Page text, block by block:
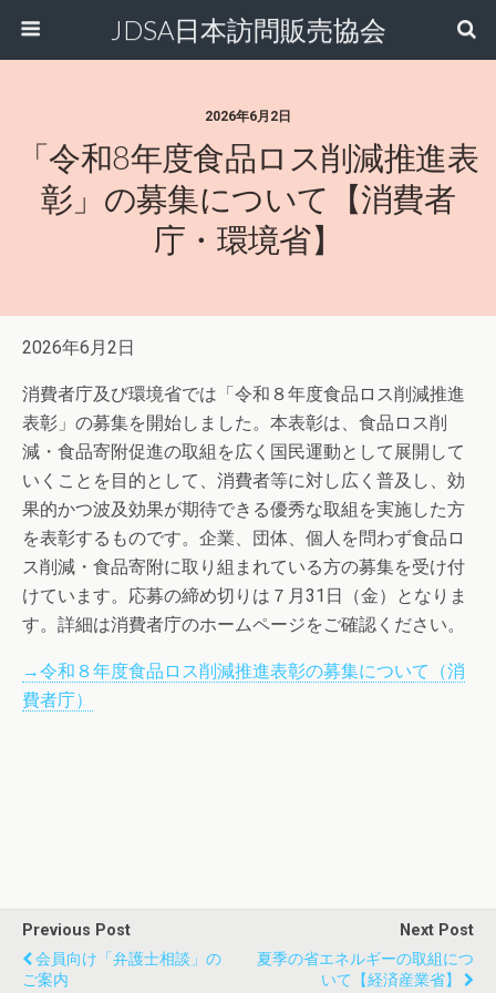
JDSA日本訪問販売協会
2026年6月2日
「令和8年度食品ロス削減推進表
彰」の募集について【消費者
庁・環境省】
2026年6月2日
消費者庁及び環境省では「令和８年度食品ロス削減推進
表彰」の募集を開始しました。本表彰は、食品ロス削
減・食品寄附促進の取組を広く国民運動として展開して
いくことを目的として、消費者等に対し広く普及し、効
果的かつ波及効果が期待できる優秀な取組を実施した方
を表彰するものです。企業、団体、個人を問わず食品ロ
ス削減・食品寄附に取り組まれている方の募集を受け付
けています。応募の締め切りは７月31日（金）となりま
す。詳細は消費者庁のホームページをご確認ください。
→令和８年度食品ロス削減推進表彰の募集について（消
費者庁）
Previous Post
会員向け「弁護士相談」の
ご案内
Next Post
夏季の省エネルギーの取組につ
いて【経済産業省】